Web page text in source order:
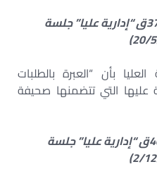
(طعن رقم 2280 لسنة 378ق “إدارية عليا” جلسة
20/
بأن “العبرة بالطلبات
عليها التي تتضمنها صحيفة
(طعن رقم 2106 لسنة 40ق “إدارية عليا” جلسة
2/